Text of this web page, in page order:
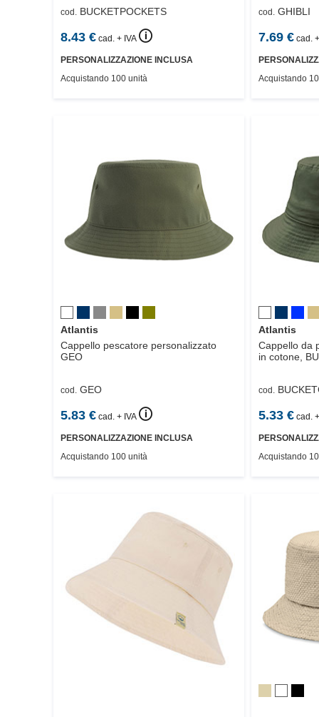
cod. BUCKETPOCKETS
8.43 € cad. + IVA 🛈
PERSONALIZZAZIONE INCLUSA
Acquistando 100 unità
cod. GHIBLI
7.69€ cad.
Acquistando
Atlantis
Cappello pescatore personalizzato
GEO
cod. GEO
5.83 € cad. + IVA 🛈
PERSONALIZZAZIONE INCLUSA
Acquistando 100 unità
Atlantis
Cappello da
in cotone,
cod.
5.33€ cad.
Acquistando